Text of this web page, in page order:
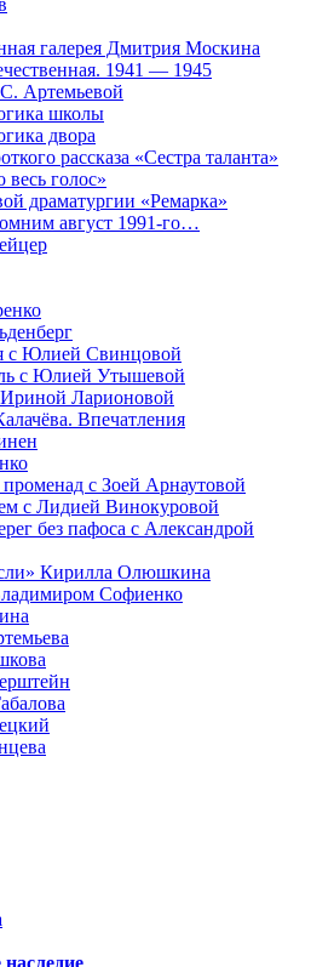
галерея Дмитрия Москина
1941 — 1945
Артемьевой
школы
двора
рассказа «Сестра таланта»
голос»
драматургии «Ремарка»
август 1991-го…
с Юлией Свинцовой
с Юлией Утышевой
Ларионовой
Впечатления
с Зоей Арнаутовой
с Лидией Винокуровой
без пафоса с Александрой
Кирилла Олюшкина
Софиенко